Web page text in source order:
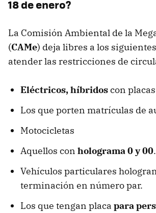
18 de enero?
La Comisión Ambiental de la
(CAMe) deja libres a los
atender las restricciones de
Eléctricos, híbridoscon
Los que porten matrículas de
Motocicletas
Aquellos con holograma 0 y 00.
Vehículos particulares
terminación en número par.
Los que tengan placa para